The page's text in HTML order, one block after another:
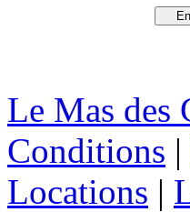
Le Mas des
Conditions |
Locations |